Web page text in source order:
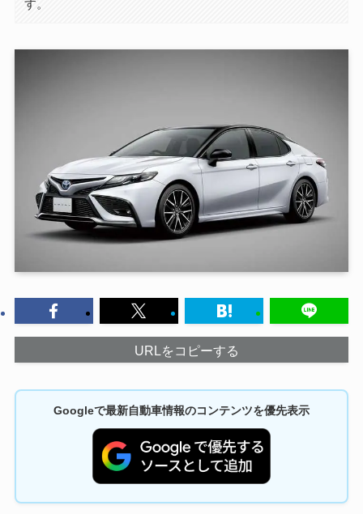
す。
URLをコピーする
Googleで最新自動車情報のコンテンツを優先表示